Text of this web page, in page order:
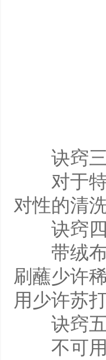
诀窍
对于特
对性的清
诀窍
带绒布
刷蘸少许
用少许苏
诀窍
不可用